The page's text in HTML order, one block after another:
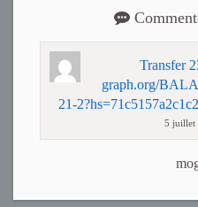
Transfer
graph.org/
21-
5 juillet